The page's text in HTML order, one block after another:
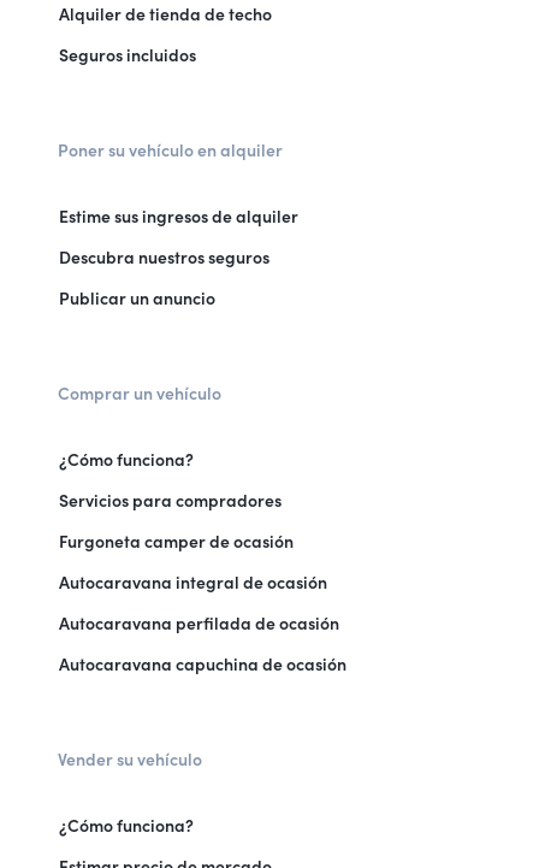
Alquiler de tienda de techo
Seguros incluidos
Poner su vehículo en alquiler
Estime sus ingresos de alquiler
Descubra nuestros seguros
Publicar un anuncio
Comprar un vehículo
¿Cómo funciona?
Servicios para compradores
Furgoneta camper de ocasión
Autocaravana integral de ocasión
Autocaravana perfilada de ocasión
Autocaravana capuchina de ocasión
Vender su vehículo
¿Cómo funciona?